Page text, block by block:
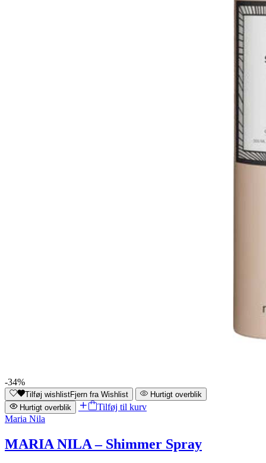
-34%
Tilføj wishlistFjern fra Wishlist
Hurtigt overblik
Hurtigt overblik
Tilføj til kurv
Maria Nila
MARIA NILA – Shimmer Spray